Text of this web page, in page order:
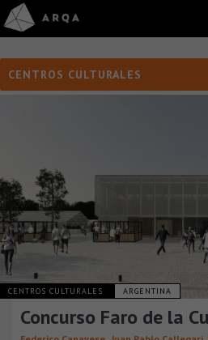
CENTROS CULTURALES
CENTROS CULTURALES ARGENTINA
Concurso Faro de la